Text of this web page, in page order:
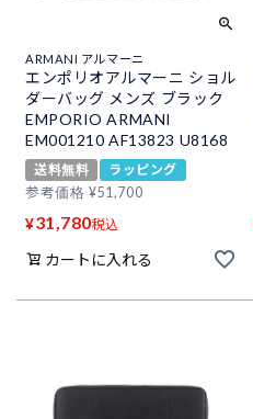
ARMANI アルマーニ
エンポリオアルマーニ ショル
ダーバッグ メンズ ブラック
EMPORIO ARMANI
EM001210 AF13823 U8168
送料無料
ラッピング
参考価格 ¥51,700
¥31,780税込
カートに入れる